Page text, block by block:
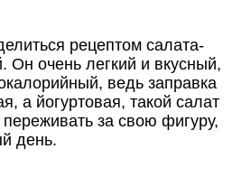
рецептом салата-
Он очень легкий и вкусный,
ведь заправка
а йогуртовая, такой салат
за свою фигуру,
день.